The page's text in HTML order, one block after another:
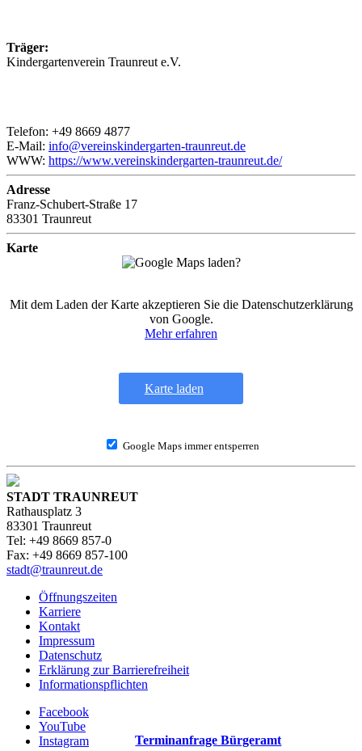
Träger:
Kindergartenverein Traunreut e.V.
Telefon: +49 8669 4877
E-Mail: info@vereinskindergarten-traunreut.de
WWW: https://www.vereinskindergarten-traunreut.de/
Adresse
Franz-Schubert-Straße 17
83301 Traunreut
Karte
Mit dem Laden der Karte akzeptieren Sie die Datenschutzerklärung
von Google.
Mehr erfahren
Karte laden
Google Maps immer entsperren
STADT TRAUNREUT
Rathausplatz 3
83301 Traunreut
Tel: +49 8669 857-0
Fax: +49 8669 857-100
stadt@traunreut.de
Öffnungszeiten
Karriere
Kontakt
Impressum
Datenschutz
Erklärung zur Barrierefreiheit
Informationspflichten
Facebook
YouTube
Instagram
Terminanfrage Bürgeramt